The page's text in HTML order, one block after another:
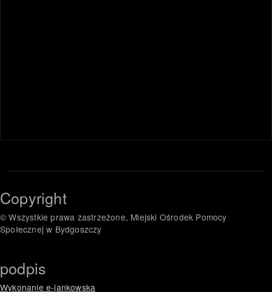
Copyright
© Wszystkie prawa zastrzeżone, Miejski Ośrodek Pomocy
Społecznej w Bydgoszczy
podpis
Wykonanie e-jankowska